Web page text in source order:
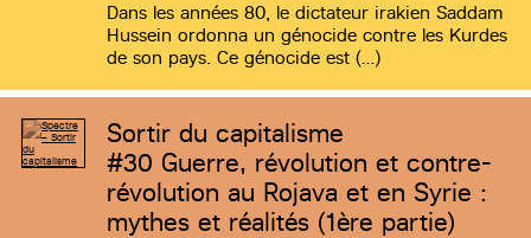
Dans les années 80, le dictateur irakien Saddam
Hussein ordonna un génocide contre les Kurdes
de son pays. Ce génocide est (…)
Sortir du capitalisme
#30 Guerre, révolution et contre-
révolution au Rojava et en Syrie :
mythes et réalités (1ère partie)